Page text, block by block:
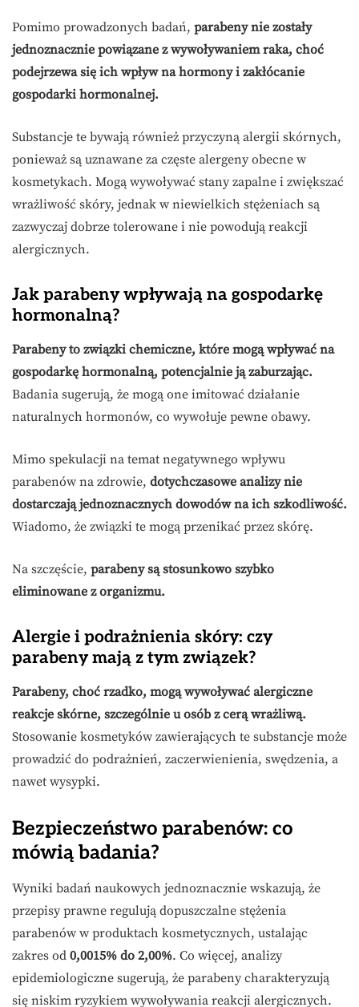
Pomimo prowadzonych badań, parabeny nie zostały
jednoznacznie powiązane z wywoływaniem raka, choć
podejrzewa się ich wpływ na hormony i zakłócanie
gospodarki hormonalnej.
Substancje te bywają również przyczyną alergii skórnych,
ponieważ są uznawane za częste alergeny obecne w
kosmetykach. Mogą wywoływać stany zapalne i zwiększać
wrażliwość skóry, jednak w niewielkich stężeniach są
zazwyczaj dobrze tolerowane i nie powodują reakcji
alergicznych.
Jak parabeny wpływają na gospodarkę
hormonalną?
Parabeny to związki chemiczne, które mogą wpływać na
gospodarkę hormonalną, potencjalnie ją zaburzając.
Badania sugerują, że mogą one imitować działanie
naturalnych hormonów, co wywołuje pewne obawy.
Mimo spekulacji na temat negatywnego wpływu
parabenów na zdrowie, dotychczasowe analizy nie
dostarczają jednoznacznych dowodów na ich szkodliwość.
Wiadomo, że związki te mogą przenikać przez skórę.
Na szczęście, parabeny są stosunkowo szybko
eliminowane z organizmu.
Alergie i podrażnienia skóry: czy
parabeny mają z tym związek?
Parabeny, choć rzadko, mogą wywoływać alergiczne
reakcje skórne, szczególnie u osób z cerą wrażliwą.
Stosowanie kosmetyków zawierających te substancje może
prowadzić do podrażnień, zaczerwienienia, swędzenia, a
nawet wysypki.
Bezpieczeństwo parabenów: co
mówią badania?
Wyniki badań naukowych jednoznacznie wskazują, że
przepisy prawne regulują dopuszczalne stężenia
parabenów w produktach kosmetycznych, ustalając
zakres od 0,0015% do 2,00%. Co więcej, analizy
epidemiologiczne sugerują, że parabeny charakteryzują
się niskim ryzykiem wywoływania reakcji alergicznych.